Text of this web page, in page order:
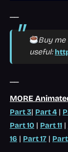
Buy
useful:
MORE
Part 3| Part 4 |
Part 10 | Part 11 |
16 | Part 17 | Part